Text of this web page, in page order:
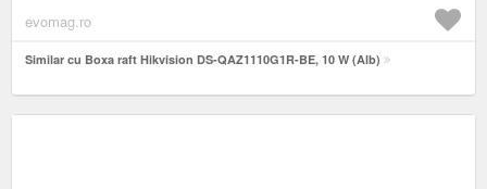
evomag.ro
Similar cu Boxa raft Hikvision DS-QAZ1110G1R-BE, 10 W (Alb)